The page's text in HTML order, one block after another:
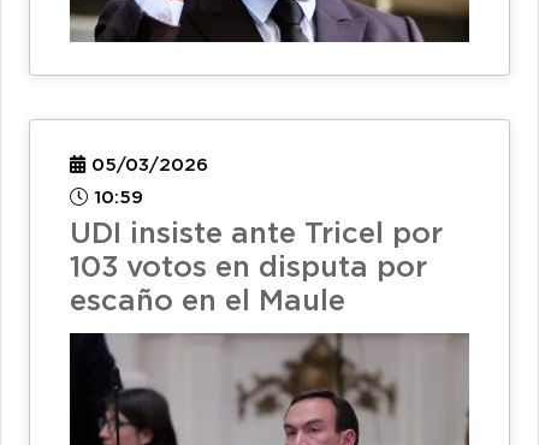
05/03/2026
10:59
UDI insiste ante Tricel por
103 votos en disputa por
escaño en el Maule